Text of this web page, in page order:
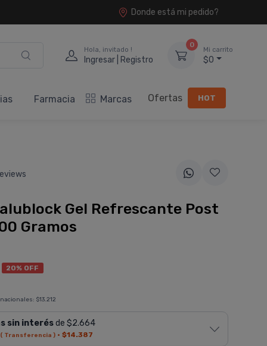
Donde está mi pedido?
Hola, invitado !
Ingresar | Registro
0
Mi carrito
$0
Farmacia Marcas Ofertas HOT
Gel Refrescante Post
Gramos
20% OFF
$13.212
sin interésde $2.664
( Transferencia )· $14.387